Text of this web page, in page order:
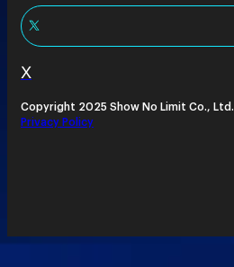
X
Copyright 2025 Show No Limit Co., Ltd.
Privacy Policy